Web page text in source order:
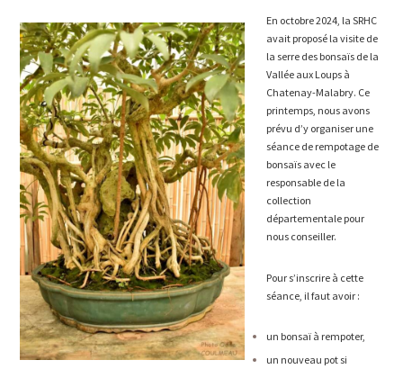
En octobre 2024, la SRHC
avait proposé la visite de
la serre des bonsaïs de la
Vallée aux Loups à
Chatenay-Malabry. Ce
printemps, nous avons
prévu d’y organiser une
séance de rempotage de
bonsaïs avec le
responsable de la
collection
départementale pour
nous conseiller.
Pour s’inscrire à cette
séance, il faut avoir :
un bonsaï à rempoter,
un nouveau pot si